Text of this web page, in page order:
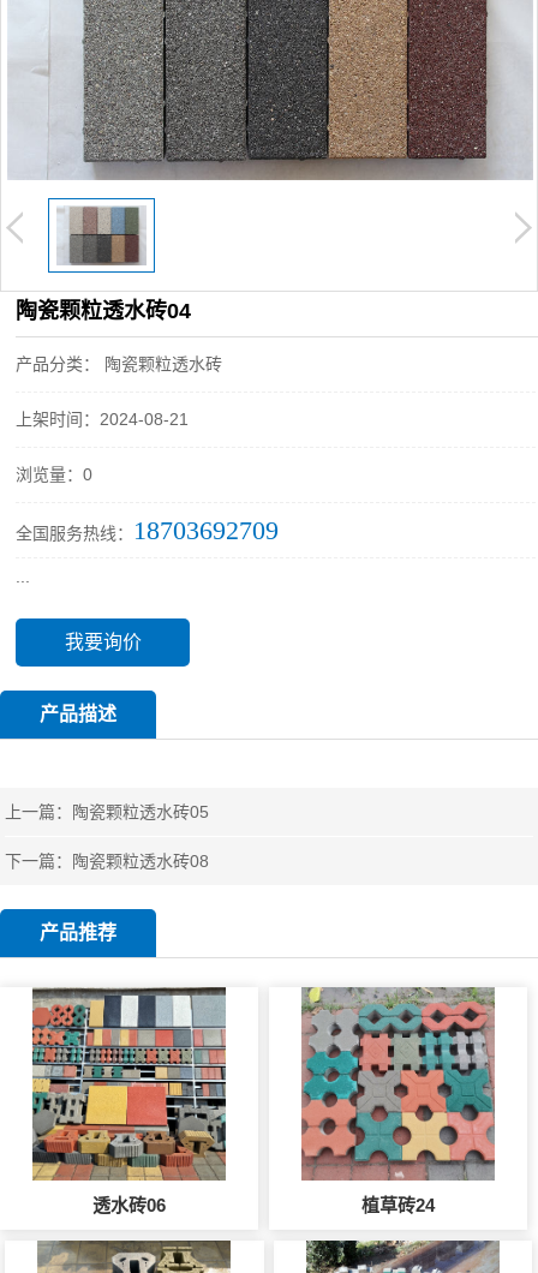
陶瓷颗粒透水砖04
产品分类： 陶瓷颗粒透水砖
上架时间：2024-08-21
浏览量：0
全国服务热线： 18703692709
我要询价
产品描述
上一篇： 陶瓷颗粒透水砖05
下一篇： 陶瓷颗粒透水砖08
产品推荐
透水砖06 植草砖24